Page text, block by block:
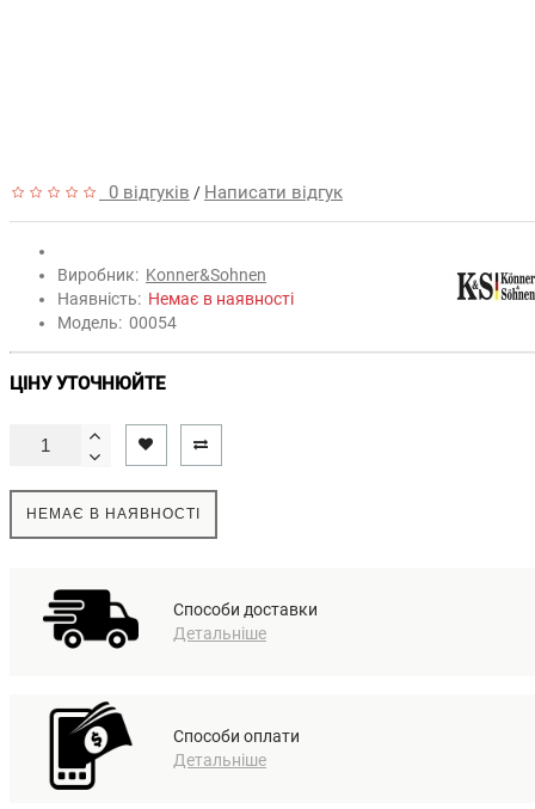
0 відгуків / Написати відгук
Виробник: Konner&Sohnen
Наявність: Немає в наявності
Модель: 00054
ЦІНУ УТОЧНЮЙТЕ
НЕМАЄ В НАЯВНОСТІ
Способи доставки
Детальніше
Способи оплати
Детальніше